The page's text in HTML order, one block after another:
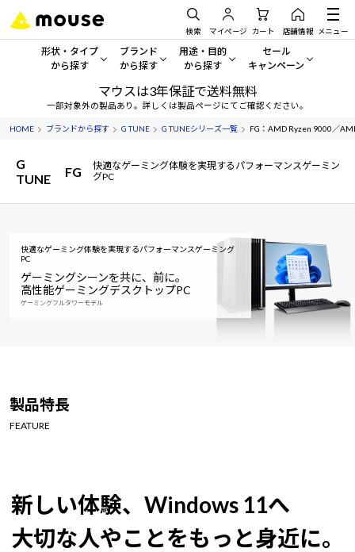
検索 マイページ カート 店舗情報 メニュー
形状・タイプ
から探す
形状・タイプから探す をすべてみる
デスクトップPC
ノートPC
サーバー
ワークステーション
ブランド
から探す
mouse
G TUNE
NEXTGEAR
MousePro
iiyama
用途・目的
から探す
一般向けパソコン
ゲーミングPC・ゲーム向けパソコン
クリエイティブ向け
学習向けパソコン
スペック/パーツ別
セール
キャンペーン
セール・キャンペー
期間限定セール
すべて新品の旧モデル製品
おすすめ目玉パソコン
今イチオシのパソコンをピ
Windows 11|Copilot+ PC
マウスは3年保証で送料無料
一部対象外の製品あり。詳しくは製品ページにてご確認ください。
HOME ブランドから探す G TUNE G TUNEシリーズ一覧 FG：AMD Ryzen 9000／
G
TUNE
FG
快適なゲーミング体験を実現するパフォーマンスゲーミン
グPC
快適なゲーミング体験を実現するパフォーマンスゲーミング
PC
ゲーミングシーンを共に、前に。
高性能ゲーミングデスクトップPC
ゲーミングフルタワーモデル
製品特長
FEATURE
新しい体験、Windows 11へ
大切な人やことをもっと身近に。